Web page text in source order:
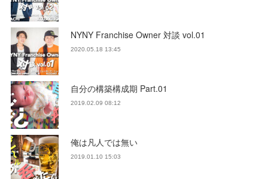
NYNY Franchise Owner 対談 vol.01
2020.05.18 13:45
自分の構築構成期 Part.01
2019.02.09 08:12
俺は凡人では無い
2019.01.10 15:03